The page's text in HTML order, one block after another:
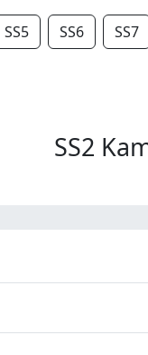
SS5 SS6 SS7
SS2